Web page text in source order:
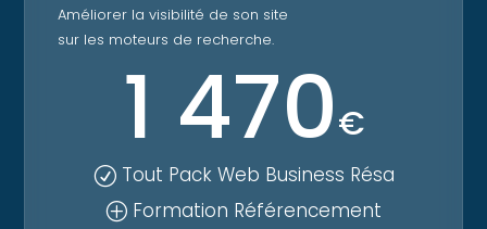
Améliorer la visibilité de son site
sur les moteurs de recherche.
1 470€
R Tout Pack Web Business Résa
P Formation Référencement